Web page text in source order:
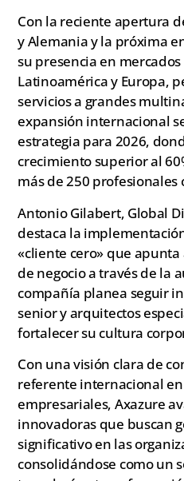
Con la reciente apertura
y Alemania y la próxima
su presencia en
Latinoamérica y Europa,
servicios a grandes
expansión internacional
estrategia para 2026,
crecimiento superior al
más de 250 profesionales
Antonio Gilabert, Global
destaca la
«cliente cero» que
de negocio a través de la
compañía planea seguir
senior y arquitectos
fortalecer su cultura
Con una visión clara de
referente internacional
empresariales, Axazure
innovadoras que buscan
significativo en las
consolidándose como un